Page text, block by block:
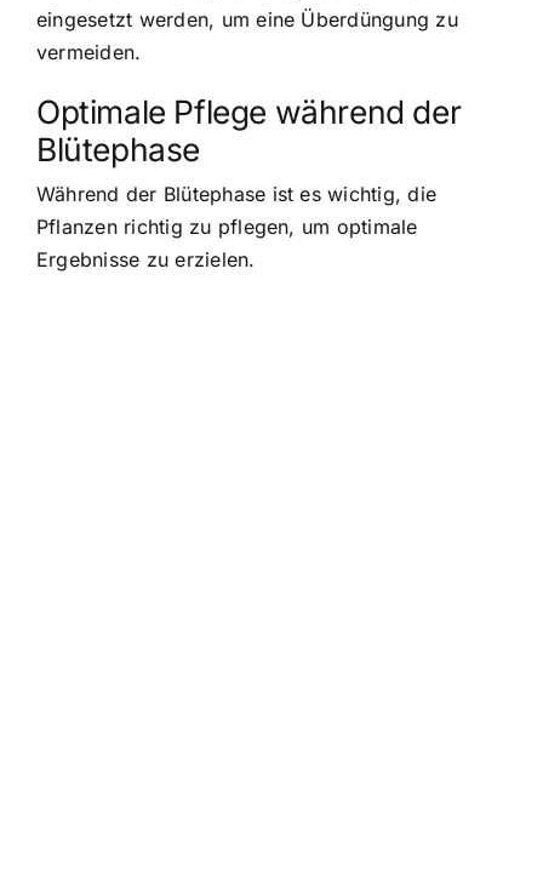
eingesetzt werden, um eine Überdüngung zu
vermeiden.
Optimale Pflege während der
Blütephase
Während der Blütephase ist es wichtig, die
Pflanzen richtig zu pflegen, um optimale
Ergebnisse zu erzielen.